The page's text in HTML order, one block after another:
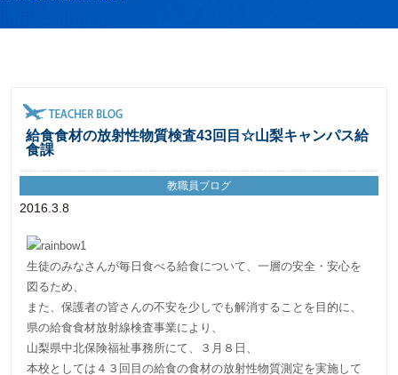
給食食材の放射性物質検査43回目☆山梨キャンパス給
食課
2016.3.8
教職員ブログ
生徒のみなさんが毎日食べる給食について、一層の安全・安心を
図るため、
また、保護者の皆さんの不安を少しでも解消することを目的に、
県の給食食材放射線検査事業により、
山梨県中北保険福祉事務所にて、３月８日、
本校としては４３回目の給食の食材の放射性物質測定を実施して